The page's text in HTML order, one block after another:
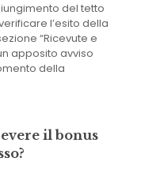
del tetto
l’esito della
“Ricevute e
apposito avviso
della
il bonus